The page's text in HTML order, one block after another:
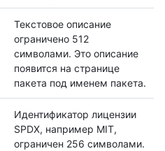
Текстовое описание
ограничено 512
символами. Это описание
появится на странице
пакета под именем пакета.
Идентификатор лицензии
SPDX, например MIT,
ограничен 256 символами.